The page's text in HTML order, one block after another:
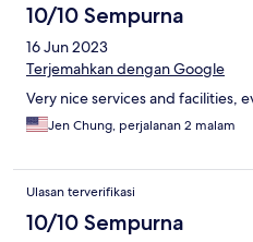
10/10 Sempurna
16 Jun 2023
Terjemahkan dengan Google
Very nice services and facilities,
Jen Chung, perjalanan 2 malam
Ulasan terverifikasi
10/10 Sempurna